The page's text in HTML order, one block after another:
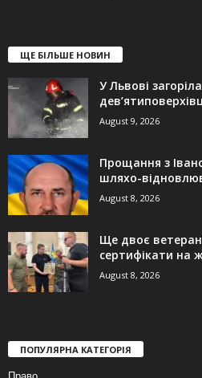
ЩЕ БІЛЬШЕ НОВИН
У Львові
August 9, 2026
Прощання з
шляхо-
August 8, 2026
Ще двоє
сертифікати на
August 8, 2026
ПОПУЛЯРНА КАТЕГОРІЯ